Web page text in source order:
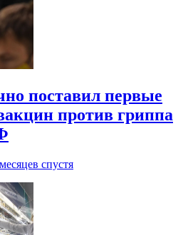
поставил первые
против гриппа
спустя